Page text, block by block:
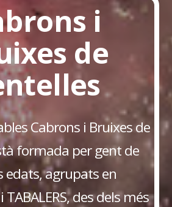
i
de
Cabrons i Bruixes de
formada per gent de
edats, agrupats en
TABALERS, des dels més